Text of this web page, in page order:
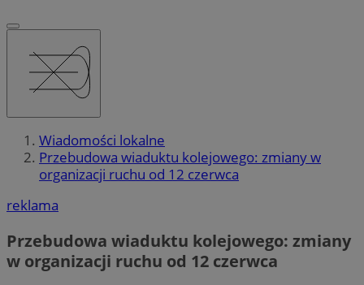
Wiadomości lokalne
Przebudowa wiaduktu kolejowego: zmiany w
organizacji ruchu od 12 czerwca
reklama
Przebudowa wiaduktu kolejowego: zmiany
w organizacji ruchu od 12 czerwca